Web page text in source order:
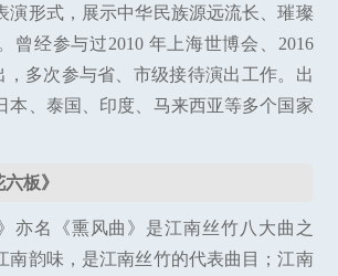
演形式，展示中华民族源远流长、璀璨
曾经参与过2010 年上海世博会、2016
，多次参与省、市级接待演出工作。出
本、泰国、印度、马来西亚等多个国家
板》
亦名《熏风曲》是江南丝竹八大曲之
南韵味，是江南丝竹的代表曲目；江南